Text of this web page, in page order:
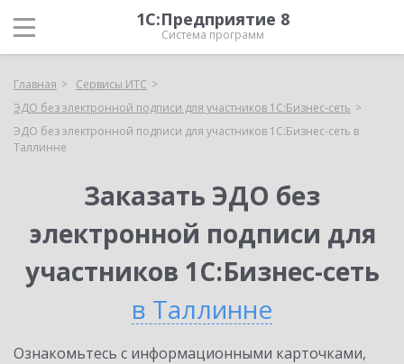
1С:Предприятие 8
Система программ
Главная
Сервисы ИТС
ЭДО без электронной подписи для участников 1С:Бизнес-сеть
ЭДО без электронной подписи для участников 1С:Бизнес-сеть в
Таллинне
Заказать ЭДО без
электронной подписи для
участников 1С:Бизнес-сеть
в Таллинне
Ознакомьтесь с информационными карточками,